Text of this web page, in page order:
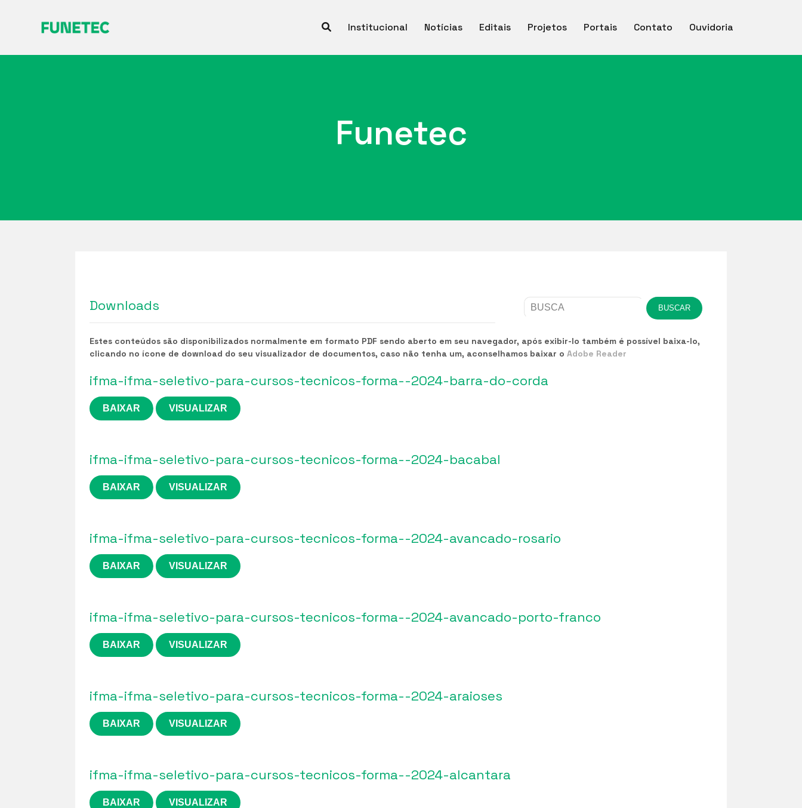
Institucional Notícias Editais Projetos Portais Contato Ouvidoria
Funetec
Downloads
Estes conteúdos são disponibilizados normalmente em formato PDF sendo aberto em seu navegador, após exibir-lo também é possível baixa-lo,
clicando no ícone de download do seu visualizador de documentos, caso não tenha um, aconselhamos baixar o Adobe Reader
ifma-ifma-seletivo-para-cursos-tecnicos-forma--2024-barra-do-corda
BAIXAR VISUALIZAR
ifma-ifma-seletivo-para-cursos-tecnicos-forma--2024-bacabal
BAIXAR VISUALIZAR
ifma-ifma-seletivo-para-cursos-tecnicos-forma--2024-avancado-rosario
BAIXAR VISUALIZAR
ifma-ifma-seletivo-para-cursos-tecnicos-forma--2024-avancado-porto-franco
BAIXAR VISUALIZAR
ifma-ifma-seletivo-para-cursos-tecnicos-forma--2024-araioses
BAIXAR VISUALIZAR
ifma-ifma-seletivo-para-cursos-tecnicos-forma--2024-alcantara
BAIXAR VISUALIZAR